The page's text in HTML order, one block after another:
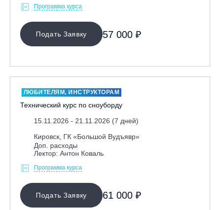
Программа курса
Подать Заявку 57 000 ₽
ЛЮБИТЕЛЯМ, ИНСТРУКТОРАМ
Технический курс по сноуборду
15.11.2026 - 21.11.2026 (7 дней)
Кировск, ГК «Большой Вудъявр»
Доп. расходы
Лектор: Антон Коваль
Программа курса
Подать Заявку 61 000 ₽